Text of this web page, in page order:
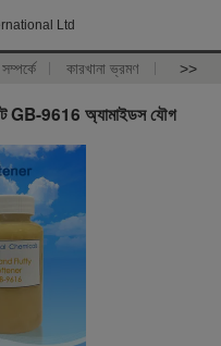
Ltd
কারখানা ভ্রমণ >>
GB-9616 অ্যামাইডস যৌগ